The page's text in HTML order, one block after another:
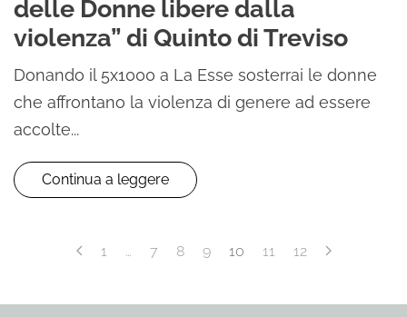
delle Donne libere dalla
violenza” di Quinto di Treviso
Donando il 5x1000 a La Esse sosterrai le donne
che affrontano la violenza di genere ad essere
accolte...
Continua a leggere
1 … 7 8 9 10 11 12